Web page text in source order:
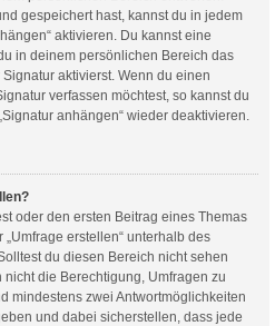
gespeichert hast, kannst du in jedem
aktivieren. Du kannst eine
in deinem persönlichen Bereich das
aktivierst. Wenn du einen
verfassen möchtest, so kannst du
anhängen“ wieder deaktivieren.
oder den ersten Beitrag eines Themas
erstellen“ unterhalb des
du diesen Bereich nicht sehen
die Berechtigung, Umfragen zu
mindestens zwei Antwortmöglichkeiten
und dabei sicherstellen, dass jede